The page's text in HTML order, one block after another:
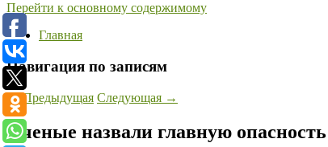
Перейти к основному содержимому
Главная
Навигация по записям
←Предыдущая Следующая →
Ученые назвали главную